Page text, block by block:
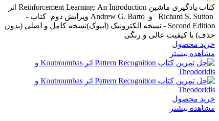
کتاب یادگیری ماشین Reinforcement Learning: An Introduction اثر
Richard S. Sutton و Andrew G. Barto ویرایش دوم کتاب -
Second Edition - نسخه الکترونیک (ایبوک)نسخه کامل و اصلی (بدون
حذف) با کیفیت عالی و رنگی
خرید محصول
مشاهده بیشتر
خرید محصول
مشاهده بیشتر